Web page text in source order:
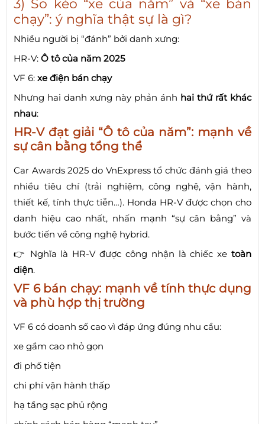
3) So kèo “xe của năm” và “xe bán
chạy”: ý nghĩa thật sự là gì?
Nhiều người bị “đánh” bởi danh xưng:
HR-V: Ô tô của năm 2025
VF 6: xe điện bán chạy
Nhưng hai danh xưng này phản ánh hai thứ rất khác
nhau:
HR-V đạt giải “Ô tô của năm”: mạnh về
sự cân bằng tổng thể
Car Awards 2025 do VnExpress tổ chức đánh giá theo
nhiều tiêu chí (trải nghiệm, công nghệ, vận hành,
thiết kế, tính thực tiễn…). Honda HR-V được chọn cho
danh hiệu cao nhất, nhấn mạnh “sự cân bằng” và
bước tiến về công nghệ hybrid.
👉 Nghĩa là HR-V được công nhận là chiếc xe toàn
diện.
VF 6 bán chạy: mạnh về tính thực dụng
và phù hợp thị trường
VF 6 có doanh số cao vì đáp ứng đúng nhu cầu:
xe gầm cao nhỏ gọn
đi phố tiện
chi phí vận hành thấp
hạ tầng sạc phủ rộng